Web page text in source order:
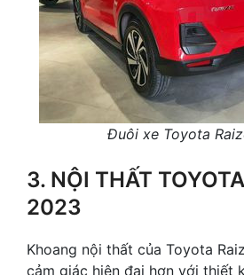
Đuôi xe Toyota
3. NỘI THẤT
2023
Khoang nội thất của Toyota
cảm giác hiện đại hơn với thiết